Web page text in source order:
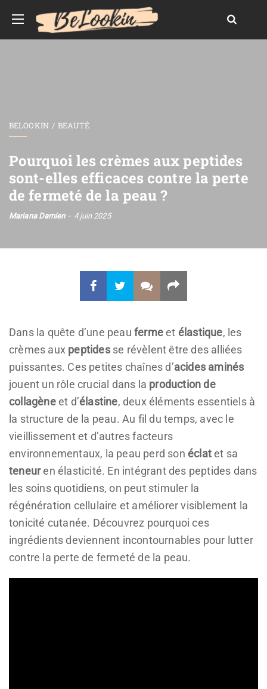
BELOOKIN BEAUTÉ
Pourquoi les crèmes aux peptides
sont-elles efficaces contre la perte
de fermeté de la peau ?
Mariana Damien 4 juin 2025
Dans la quête d’une peau fermeet élastique, les
crèmes aux peptidesse révèlent être des alliées
puissantes. Ces petites chaînes d’acides aminés
jouent un rôle crucial dans la production de
collagèneet d’élastine, deux éléments essentiels à
la structure de la peau. Au fil du temps, avec le
vieillissement et d’autres facteurs
environnementaux, la peau perd son éclatet sa
teneuren élasticité. En intégrant des peptides dans
les soins quotidiens, on peut stimuler la
régénération cellulaire et améliorer visiblement la
tonicité cutanée. Découvrez pourquoi ces
ingrédients deviennent incontournables pour lutter
contre la perte de fermeté de la peau.